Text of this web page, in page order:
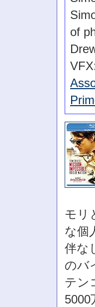
of
モリ
な個
伴な
のバ
テン
5000